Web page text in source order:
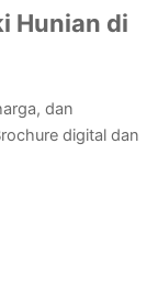
Hunian di
dan
digital dan